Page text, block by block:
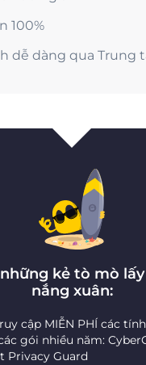
100%
dễ dàng qua Trung
kẻ tò mò
nắng xuân:
cập MIỄN PHÍ các
gói nhiều năm:
Privacy Guard